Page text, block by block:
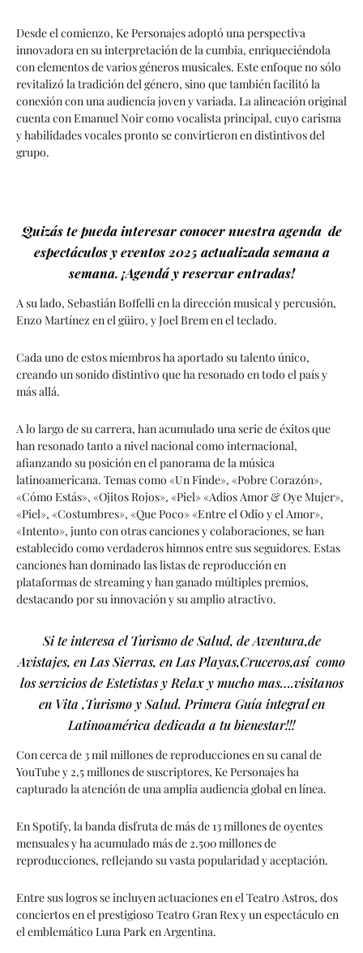
Desde el comienzo, Ke Personajes adoptó una perspectiva
innovadora en su interpretación de la cumbia, enriqueciéndola
con elementos de varios géneros musicales. Este enfoque no sólo
revitalizó la tradición del género, sino que también facilitó la
conexión con una audiencia joven y variada. La alineación original
cuenta con Emanuel Noir como vocalista principal, cuyo carisma
y habilidades vocales pronto se convirtieron en distintivos del
grupo.
Quizás te pueda interesar conocer nuestra agenda de
espectáculos y eventos 2025 actualizada semana a
semana. ¡Agendá y reservar entradas!
A su lado, Sebastián Boffelli en la dirección musical y percusión,
Enzo Martínez en el güiro, y Joel Brem en el teclado.
Cada uno de estos miembros ha aportado su talento único,
creando un sonido distintivo que ha resonado en todo el país y
más allá.
A lo largo de su carrera, han acumulado una serie de éxitos que
han resonado tanto a nivel nacional como internacional,
afianzando su posición en el panorama de la música
latinoamericana. Temas como «Un Finde», «Pobre Corazón»,
«Cómo Estás», «Ojitos Rojos», «Piel» «Adios Amor & Oye Mujer»,
«Piel», «Costumbres», «Que Poco» «Entre el Odio y el Amor»,
«Intento», junto con otras canciones y colaboraciones, se han
establecido como verdaderos himnos entre sus seguidores. Estas
canciones han dominado las listas de reproducción en
plataformas de streaming y han ganado múltiples premios,
destacando por su innovación y su amplio atractivo.
Si te interesa el Turismo de Salud, de Aventura,de
Avistajes, en Las Sierras, en Las Playas,Cruceros,así como
los servicios de Estetistas y Relax y mucho mas….visitanos
en Vita ,Turismo y Salud. Primera Guía integral en
Latinoamérica dedicada a tu bienestar!!!
Con cerca de 3 mil millones de reproducciones en su canal de
YouTube y 2,5 millones de suscriptores, Ke Personajes ha
capturado la atención de una amplia audiencia global en línea.
En Spotify, la banda disfruta de más de 13 millones de oyentes
mensuales y ha acumulado más de 2.500 millones de
reproducciones, reflejando su vasta popularidad y aceptación.
Entre sus logros se incluyen actuaciones en el Teatro Astros, dos
conciertos en el prestigioso Teatro Gran Rex y un espectáculo en
el emblemático Luna Park en Argentina.